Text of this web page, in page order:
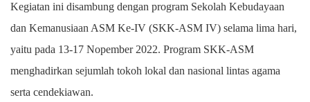
Kegiatan ini disambung dengan program Sekolah Kebudayaan
dan Kemanusiaan ASM Ke-IV (SKK-ASM IV) selama lima hari,
yaitu pada 13-17 Nopember 2022. Program SKK-ASM
menghadirkan sejumlah tokoh lokal dan nasional lintas agama
serta cendekiawan.